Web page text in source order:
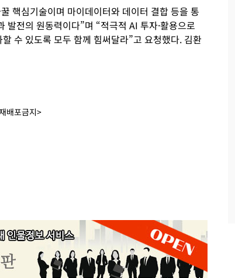
핵심기술이며 마이데이터와 데이터 결합 등을 통
발전의 원동력이다”며 “적극적 AI 투자·활용으로
수 있도록 모두 함께 힘써달라”고 요청했다. 김환
배포금지>